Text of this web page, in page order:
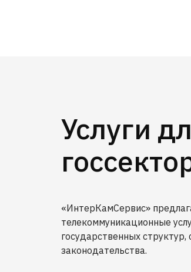
Услуги
«ИнтерКамСервис»
телекоммуникационные
государственных
законодательства.